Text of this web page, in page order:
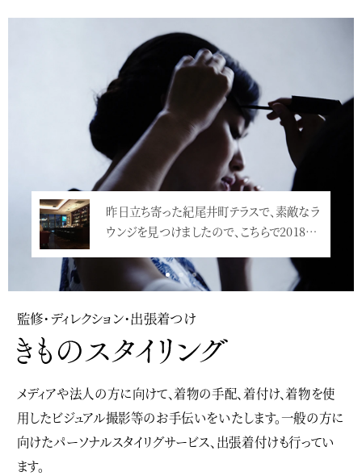
Service
監修・ディレクション・出張着つけ
メディアや法人の方に向けて、着物の手配、着付け、着物を使
用したビジュアル撮影等のお手伝いをいたします。一般の方に
向けたパーソナルスタイリグサービス、出張着付けも行ってい
ます。
昨日立ち寄った紀尾井町テラスで、素敵なラ
ウンジを見つけましたので、こちらで2018…